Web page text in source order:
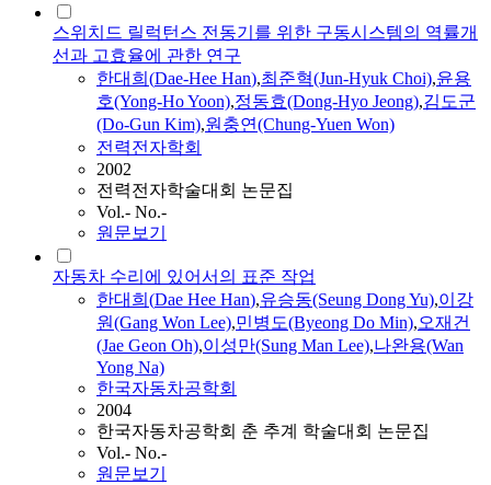
스위치드 릴럭턴스 전동기를 위한 구동시스템의 역률개
선과 고효율에 관한 연구
한대희 (Dae-Hee Han),최준혁(Jun-Hyuk Choi),윤용
호(Yong-Ho Yoon),정동효(Dong-Hyo Jeong),김도군
(Do-Gun Kim),원충연(Chung-Yuen Won)
전력전자학회
2002
전력전자학술대회 논문집
Vol.- No.-
원문보기
자동차 수리에 있어서의 표준 작업
한대희 (Dae Hee Han),유승동(Seung Dong Yu),이강
원(Gang Won Lee),민병도(Byeong Do Min),오재건
(Jae Geon Oh),이성만(Sung Man Lee),나완용(Wan
Yong Na)
한국자동차공학회
2004
한국자동차공학회 춘 추계 학술대회 논문집
Vol.- No.-
원문보기